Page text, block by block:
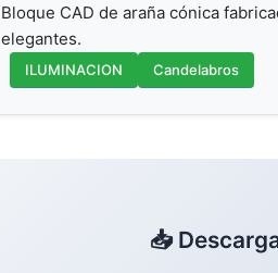
Bloque CAD de araña cónica
elegantes.
ILUMINACION Candelabros
📥